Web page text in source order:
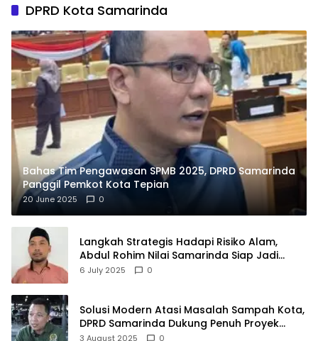
DPRD Kota Samarinda
Bahas Tim Pengawasan SPMB 2025, DPRD Samarinda
Panggil Pemkot Kota Tepian
20 June 2025 0
Langkah Strategis Hadapi Risiko Alam,
Abdul Rohim Nilai Samarinda Siap Jadi
Pusat Logistik Bencana Kalimantan
6 July 2025 0
Solusi Modern Atasi Masalah Sampah Kota,
DPRD Samarinda Dukung Penuh Proyek
PLTSA
3 August 2025 0